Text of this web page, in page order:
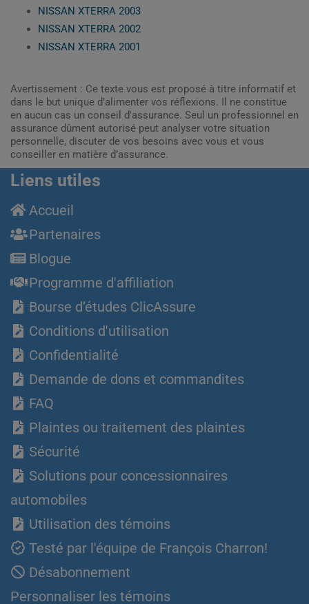
NISSAN XTERRA 2003
NISSAN XTERRA 2002
NISSAN XTERRA 2001
Avertissement : Ce texte vous est proposé à titre informatif et
dans le but unique d’alimenter vos réflexions. Il ne constitue
en aucun cas un conseil d'assurance. Seul un professionnel en
assurance dûment autorisé peut analyser votre situation
personnelle, discuter de vos besoins avec vous et vous
conseiller en matière d’assurance.
Liens utiles
Accueil
Partenaires
Blogue
Programme d'affiliation
Bourse d’études ClicAssure
Conditions d'utilisation
Confidentialité
Demande de dons et commandites
FAQ
Plaintes ou traitement des plaintes
Sécurité
Solutions pour concessionnaires
automobiles
Utilisation des témoins
Testé par l'équipe de François Charron!
Désabonnement
Personnaliser les témoins